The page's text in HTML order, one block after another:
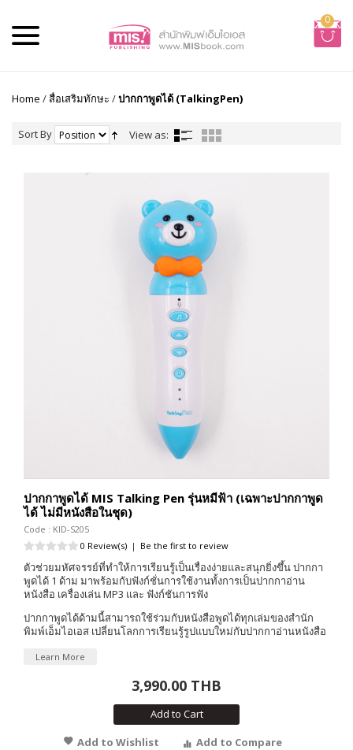
0
Home /สื่อเสริมทักษะ /ปากกาพูดได้ (TalkingPen)
Sort By View as:
ปากกาพูดได้ MIS Talking Pen รุ่นหมีฟ้า (เฉพาะปากกาพูด
ได้ ไม่มีหนังสือในชุด)
Code : KID-S205
0 Review(s) | Be the first to review
ตัวช่วยมหัศจรรย์ที่ทำให้การเรียนรู้เป็นเรื่องง่ายและสนุกยิ่งขึ้น ปากกา
พูดได้ 1 ด้าม มาพร้อมกับฟังก์ชั่นการใช้งานทั้งการเป็นปากกาอ่าน
หนังสือ เครื่องเล่น MP3 และ ฟังก์ชันการฟัง
ปากกาพูดได้ด้ามนี้สามารถใช้ร่วมกับหนังสือพูดได้ทุกเล่มของสำนัก
พิมพ์เอ็มไอเอส เปลี่ยนโลกการเรียนรู้รูปแบบใหม่กับปากกาอ่านหนังสือ
Learn More
3,990.00 THB
Add to Cart
Add to Wishlist
Add to Compare